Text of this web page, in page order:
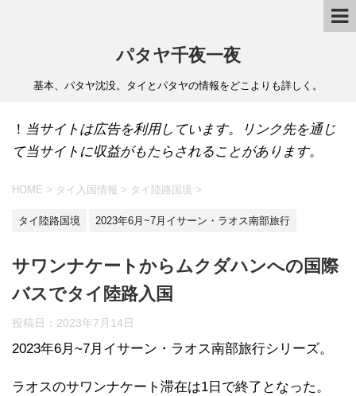
パタヤ千夜一夜
基本、パタヤ沈没。タイとパタヤの情報をどこよりも詳しく。
！ 当サイトは広告を利用しています。リンク先を通じ
て当サイトに収益がもたらされることがあります。
HOME > タイ入国情報 > タイ陸路国境 >
タイ陸路国境 2023年6月~7月イサーン・ラオス南部旅行
サワンナケートからムクダハンへの国際
バスでタイ陸路入国
投稿日： 2023年7月14日
2023年6月~7月イサーン・ラオス南部旅行シリーズ。
ラオスのサワンナケート滞在は1日で終了となった。